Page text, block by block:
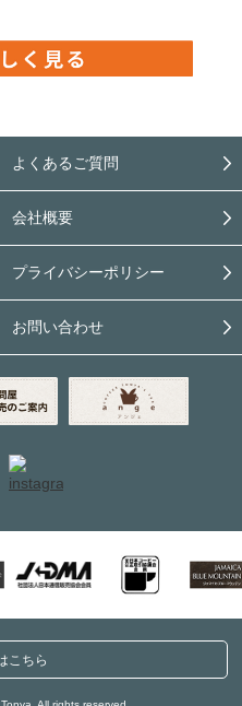
よくあるご質問
会社概要
プライバシーポリシー
お問い合わせ
こちら